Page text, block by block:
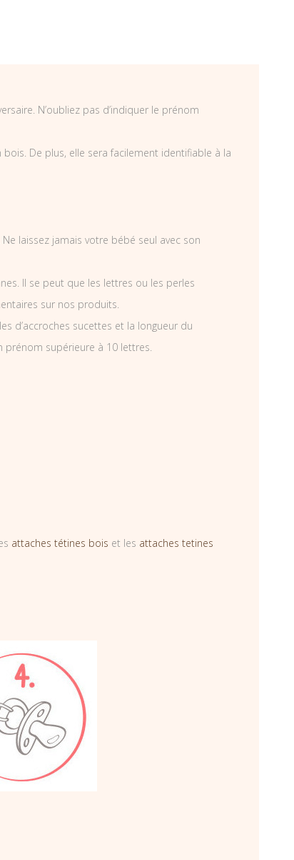
N’oubliez pas d’indiquer le prénom
De plus, elle sera facilement identifiable à la
laissez jamais votre bébé seul avec son
Il se peut que les lettres ou les perles
sur nos produits.
d’accroches sucettes et la longueur du
supérieure à 10 lettres.
attaches tétines bois et les attaches tetines